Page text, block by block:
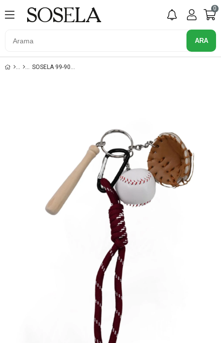
0
SOSELA 99-90010 BORDO